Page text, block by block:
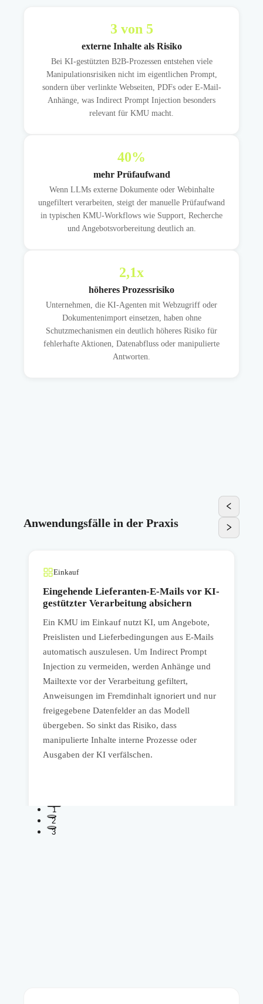
3von 5
externe Inhalte als Risiko
Bei KI-gestützten B2B-Prozessen entstehen viele
Manipulationsrisiken nicht im eigentlichen Prompt,
sondern über verlinkte Webseiten, PDFs oder E-Mail-
Anhänge, was Indirect Prompt Injection besonders
relevant für KMU macht.
40%
mehr Prüfaufwand
Wenn LLMs externe Dokumente oder Webinhalte
ungefiltert verarbeiten, steigt der manuelle Prüfaufwand
in typischen KMU-Workflows wie Support, Recherche
und Angebotsvorbereitung deutlich an.
2,1x
höheres Prozessrisiko
Unternehmen, die KI-Agenten mit Webzugriff oder
Dokumentenimport einsetzen, haben ohne
Schutzmechanismen ein deutlich höheres Risiko für
fehlerhafte Aktionen, Datenabfluss oder manipulierte
Antworten.
Anwendungsfälle in der Praxis
Einkauf
Eingehende Lieferanten-E-Mails vor KI-
gestützter Verarbeitung absichern
Ein KMU im Einkauf nutzt KI, um Angebote,
Preislisten und Lieferbedingungen aus E-Mails
automatisch auszulesen. Um Indirect Prompt
Injection zu vermeiden, werden Anhänge und
Mailtexte vor der Verarbeitung gefiltert,
Anweisungen im Fremdinhalt ignoriert und nur
freigegebene Datenfelder an das Modell
übergeben. So sinkt das Risiko, dass
manipulierte Inhalte interne Prozesse oder
Ausgaben der KI verfälschen.
1
2
3